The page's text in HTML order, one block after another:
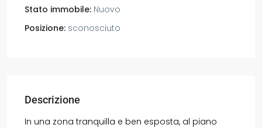
Stato immobile: Nuovo
Posizione: sconosciuto
Descrizione
In una zona tranquilla e ben esposta, al piano